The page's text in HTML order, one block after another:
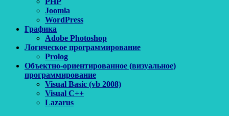
Joomla
WordPress
Графика
Adobe Photoshop
Логическое программирование
Prolog
Объектно-ориентированное (визуальное)
программирование
Visual Basic (vb 2008)
Visual C++
Lazarus